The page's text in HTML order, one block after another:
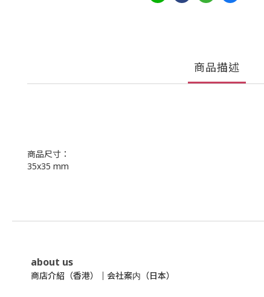
商品描述
商品尺寸：
35x35 mm
about us
商店介紹（香港） ｜ 会社案内（日本）